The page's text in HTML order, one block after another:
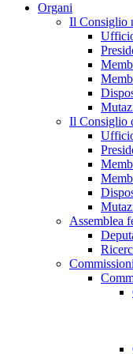
Organi
Il Consiglio
Il Consiglio
Assemblea